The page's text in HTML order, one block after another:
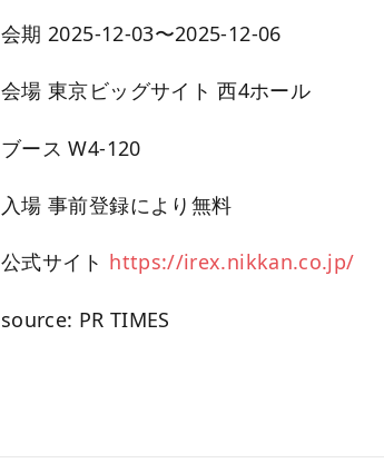
会期 2025-12-03〜2025-12-06
会場 東京ビッグサイト 西4ホール
ブース W4-120
入場 事前登録により無料
公式サイト https://irex.nikkan.co.jp/
source: PR TIMES